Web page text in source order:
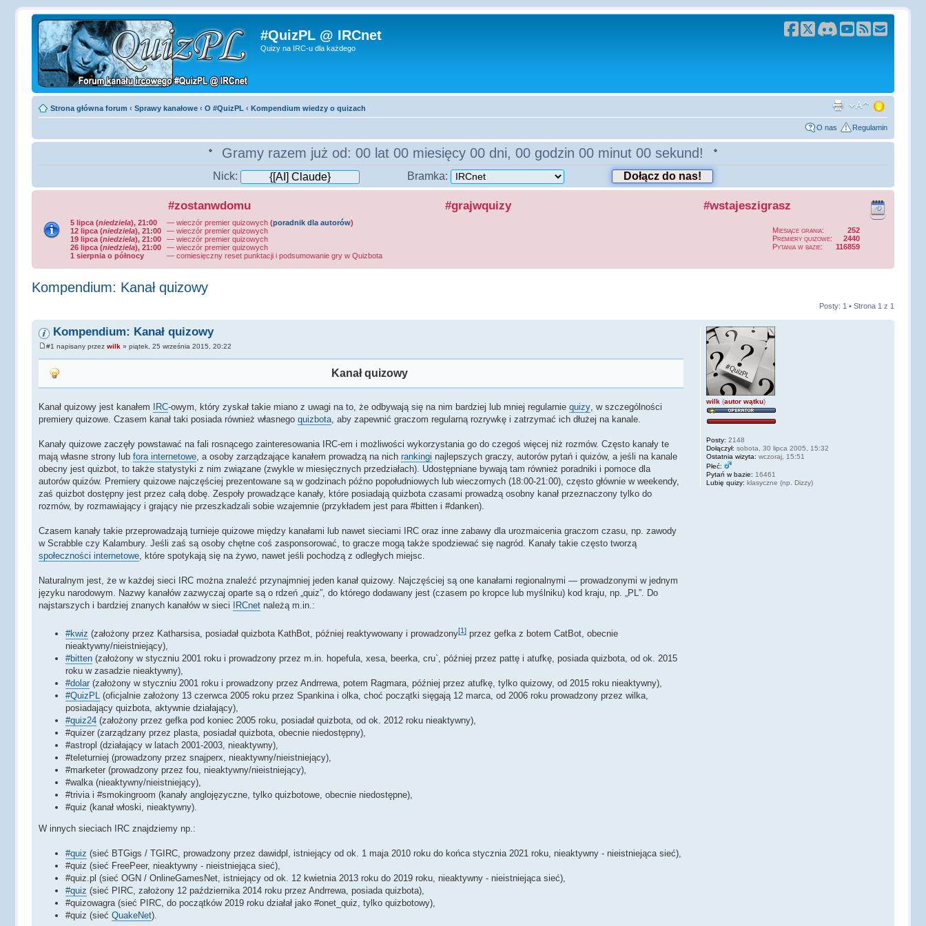
#QuizPL @ IRCnet
Quizy na IRC-u dla każdego
Strona główna forum ‹ Sprawy kanałowe ‹ O #QuizPL ‹ Kompendium wiedzy o quizach
O nas Regulamin
Gramy razem już od:00 lat 00 miesięcy 00 dni, 00 godzin 00 minut 00 sekund !
Nick: Bramka:
#zostanwdomu #grajwquizy #wstajeszigrasz
5 lipca (niedziela), 21:00
12 lipca (niedziela), 21:00
19 lipca (niedziela), 21:00
26 lipca (niedziela), 21:00
1 sierpnia o północy
— wieczór premier quizowych(poradnik dla autorów)
— wieczór premier quizowych
— wieczór premier quizowych
— wieczór premier quizowych
—comiesięczny reset punktacji i podsumowanie gry w Quizbota
Miesiące grania:
Premiery quizowe:
Pytania w bazie:
252
2440
116859
Kompendium: Kanał quizowy
Posty: 1 • Strona 1 z 1
Kompendium: Kanał quizowy
#1 napisany przezwilk » piątek, 25 września 2015, 20:22
Kanał quizowy
Kanał quizowy jest kanałem IRC-owym, który zyskał takie miano z uwagi na to, że odbywają się na nim bardziej lub mniej regularniequizy , w szczególności
premiery quizowe. Czasem kanał taki posiada również własnegoquizbota , aby zapewnić graczom regularną rozrywkę i zatrzymać ich dłużej na kanale.
Kanały quizowe zaczęły powstawać na fali rosnącego zainteresowania IRC-em i możliwości wykorzystania go do czegoś więcej niż rozmów. Często kanały te
mają własne strony lubfora internetowe , a osoby zarządzające kanałem prowadzą na nichrankingi najlepszych graczy, autorów pytań i quizów, a jeśli na kanale
obecny jest quizbot, to także statystyki z nim związane (zwykle w miesięcznych przedziałach). Udostępniane bywają tam również poradniki i pomoce dla
autorów quizów. Premiery quizowe najczęściej prezentowane są w godzinach późno popołudniowych lub wieczornych (18:00-21:00), często głównie w weekendy,
zaś quizbot dostępny jest przez całą dobę. Zespoły prowadzące kanały, które posiadają quizbota czasami prowadzą osobny kanał przeznaczony tylko do
rozmów, by rozmawiający i grający nie przeszkadzali sobie wzajemnie (przykładem jest para #bitten i #danken).
Czasem kanały takie przeprowadzają turnieje quizowe między kanałami lub nawet sieciami IRC oraz inne zabawy dla urozmaicenia graczom czasu, np. zawody
w Scrabble czy Kalambury. Jeśli zaś są osoby chętne coś zasponsorować, to gracze mogą także spodziewać się nagród. Kanały takie często tworzą
społeczności internetowe , które spotykają się na żywo, nawet jeśli pochodzą z odległych miejsc.
Naturalnym jest, że w każdej sieci IRC można znaleźć przynajmniej jeden kanał quizowy. Najczęściej są one kanałami regionalnymi — prowadzonymi w jednym
języku narodowym. Nazwy kanałów zazwyczaj oparte są o rdzeń „quiz”, do którego dodawany jest (czasem po kropce lub myślniku) kod kraju, np. „PL”. Do
najstarszych i bardziej znanych kanałów w sieci IRCnet należą m.in.:
#kwiz (założony przez Katharsisa, posiadał quizbota KathBot, później reaktywowany i prowadzony[1] przez gefka z botem CatBot, obecnie
nieaktywny/nieistniejący),
#bitten (założony w styczniu 2001 roku i prowadzony przez m.in. hopefula, xesa, beerka, cru`, później przez pattę i atufkę, posiada quizbota, od ok. 2015
roku w zasadzie nieaktywny),
#dolar (założony w styczniu 2001 roku i prowadzony przez Andrrewa, potem Ragmara, później przez atufkę, tylko quizowy, od 2015 roku nieaktywny),
#QuizPL
(oficjalnie założony 13 czerwca 2005 roku przez Spankina i olka, choć początki sięgają 12 marca, od 2006 roku prowadzony przez wilka,
posiadający quizbota, aktywnie działający),
#quiz24 (założony przez gefka pod koniec 2005 roku, posiadał quizbota, od ok. 2012 roku nieaktywny),
#quizer (zarządzany przez plasta, posiadał quizbota, obecnie niedostępny),
#astropl (działający w latach 2001-2003, nieaktywny),
#teleturniej (prowadzony przez snajperx, nieaktywny/nieistniejący),
#marketer (prowadzony przez fou, nieaktywny/nieistniejący),
#walka (nieaktywny/nieistniejący),
#trivia i #smokingroom (kanały anglojęzyczne, tylko quizbotowe, obecnie niedostępne),
#quiz (kanał włoski, nieaktywny).
W innych sieciach IRC znajdziemy np.:
#quiz (sieć BTGigs / TGIRC, prowadzony przez dawidpl, istniejący od ok. 1 maja 2010 roku do końca stycznia 2021 roku, nieaktywny - nieistniejąca sieć),
#quiz (sieć FreePeer, nieaktywny - nieistniejąca sieć),
#quiz.pl (sieć OGN / OnlineGamesNet, istniejący od ok. 12 kwietnia 2013 roku do 2019 roku, nieaktywny - nieistniejąca sieć),
#quiz (sieć PIRC, założony 12 października 2014 roku przez Andrrewa, posiada quizbota),
#quizowagra (sieć PIRC, do początków 2019 roku działał jako #onet_quiz, tylko quizbotowy),
#quiz (siećQuakeNet).
wilk(autor wątku)
Posty: 2148
Dołączył: sobota, 30 lipca 2005, 15:32
Ostatnia wizyta: wczoraj, 15:51
Płeć:
Pytań w bazie: 16461
Lubię quizy: klasyczne (np. Dizzy)